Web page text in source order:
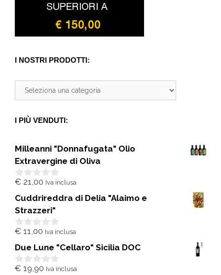
I NOSTRI PRODOTTI:
I PIÙ VENDUTI:
Milleanni "Donnafugata" Olio
Extravergine di Oliva
0
u
5
€ 21,00 Iva inclusa
Cuddrireddra di Delia "Alaimo e
Strazzeri"
0
u
5
€ 11,00 Iva inclusa
Due Lune "Cellaro" Sicilia DOC
0
€ 19,90 Iva inclusa